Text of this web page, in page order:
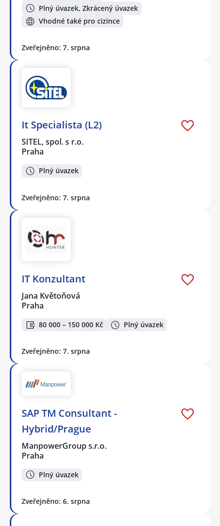
Plný úvazek, Zkrácený úvazek
Vhodné také pro cizince
Zveřejněno: 7. srpna
It Specialista (L2)
SITEL, spol. s r.o.
Praha
Plný úvazek
Zveřejněno: 7. srpna
IT Konzultant
Jana Květoňová
Praha
80 000 – 150 000 Kč Plný úvazek
Zveřejněno: 7. srpna
SAP TM Consultant -
Hybrid/Prague
ManpowerGroup s.r.o.
Praha
Plný úvazek
Zveřejněno: 6. srpna